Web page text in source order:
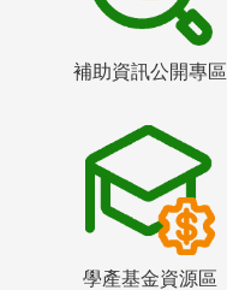
補助資訊公開專區
學產基金資源區